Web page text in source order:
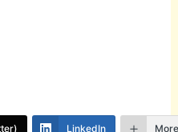
LinkedIn